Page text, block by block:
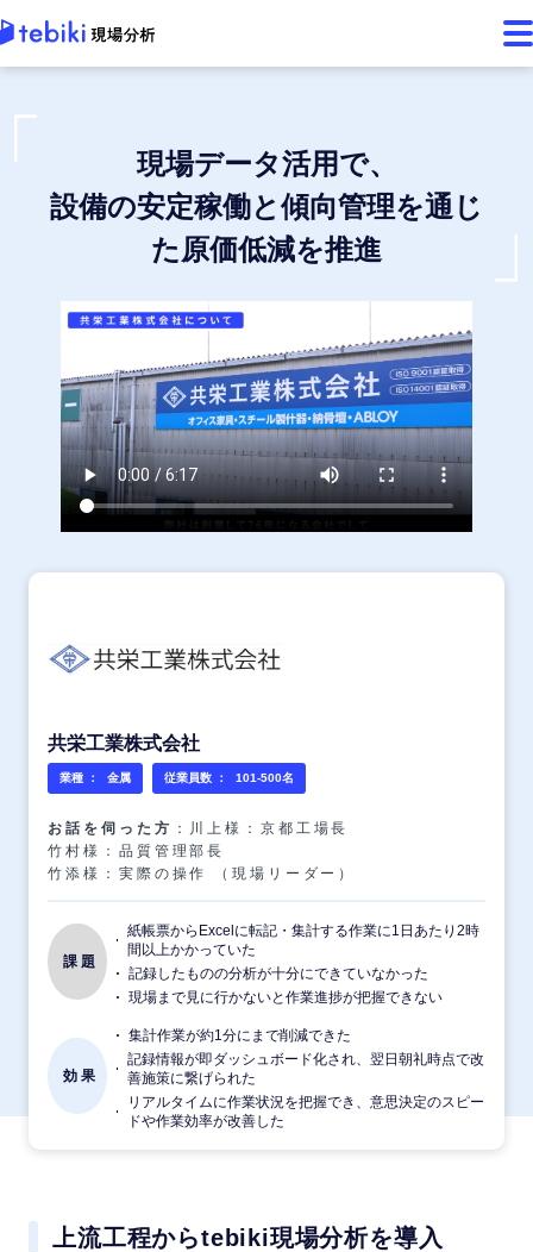
現場データ活用で、
設備の安定稼働と傾向管理を通じ
た原価低減を推進
共栄工業株式会社
業種 ： 金属 従業員数 ： 101-500名
お話を伺った方 ：川上様：京都工場長
竹村様：品質管理部長
竹添様：実際の操作 （現場リーダー）
課題
紙帳票からExcelに転記・集計する作業に1日あたり2時
間以上かかっていた
記録したものの分析が十分にできていなかった
現場まで見に行かないと作業進捗が把握できない
効果
集計作業が約1分にまで削減できた
記録情報が即ダッシュボード化され、翌日朝礼時点で改
善施策に繋げられた
リアルタイムに作業状況を把握でき、意思決定のスピー
ドや作業効率が改善した
上流工程からtebiki現場分析を導入